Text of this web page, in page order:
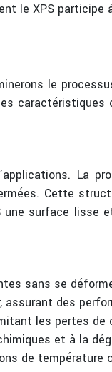
le XPS
le
La
Cette
surface
sans se
des
les pertes de
et à la
de température